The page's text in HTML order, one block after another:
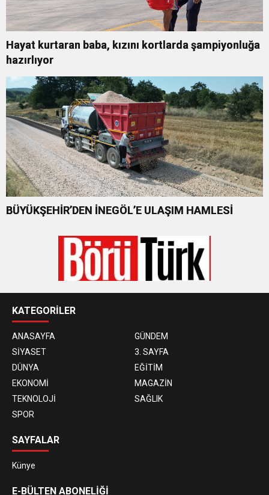
Hayat kurtaran baba, kızını kortlarda şampiyonluğa
hazırlıyor
BÜYÜKŞEHİR’DEN İNEGÖL’E ULAŞIM HAMLESİ
KATEGORİLER
ANASAYFA
GÜNDEM
SİYASET
3. SAYFA
DÜNYA
EĞİTİM
EKONOMİ
MAGAZİN
TEKNOLOJİ
SAĞLIK
SPOR
SAYFALAR
Künye
E-BÜLTEN ABONELİĞİ